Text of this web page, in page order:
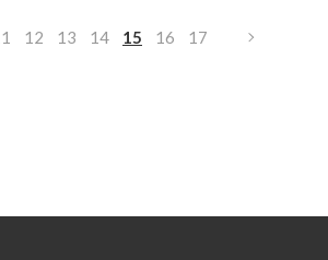
12 13 14 15 16 17